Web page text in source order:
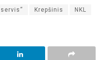
Krepšinis NKL